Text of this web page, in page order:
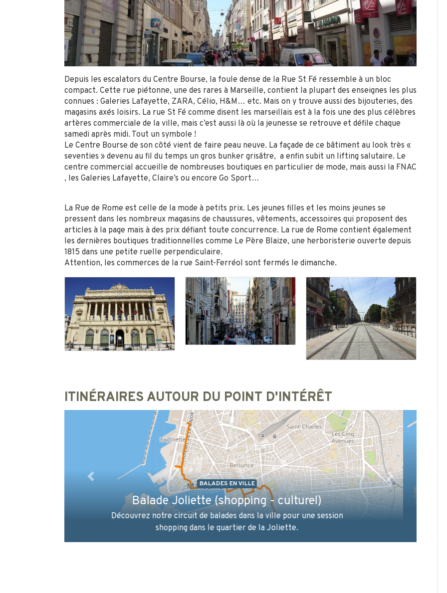
Depuis les escalators du Centre Bourse, la foule dense de la Rue St Fé ressemble à un bloc
compact. Cette rue piétonne, une des rares à Marseille, contient la plupart des enseignes les plus
connues : Galeries Lafayette, ZARA, Célio, H&M… etc. Mais on y trouve aussi des bijouteries, des
magasins axés loisirs. La rue St Fé comme disent les marseillais est à la fois une des plus célèbres
artères commerciale de la ville, mais c’est aussi là où la jeunesse se retrouve et défile chaque
samedi après midi. Tout un symbole !
Le Centre Bourse de son côté vient de faire peau neuve. La façade de ce bâtiment au look très «
seventies » devenu au fil du temps un gros bunker grisâtre, a enfin subit un lifting salutaire. Le
centre commercial accueille de nombreuses boutiques en particulier de mode, mais aussi la FNAC
, les Galeries Lafayette, Claire’s ou encore Go Sport…
La Rue de Rome est celle de la mode à petits prix. Les jeunes filles et les moins jeunes se
pressent dans les nombreux magasins de chaussures, vêtements, accessoires qui proposent des
articles à la page mais à des prix défiant toute concurrence. La rue de Rome contient également
les dernières boutiques traditionnelles comme Le Père Blaize, une herboristerie ouverte depuis
1815 dans une petite ruelle perpendiculaire.
Attention, les commerces de la rue Saint-Ferréol sont fermés le dimanche.
ITINÉRAIRES AUTOUR DU POINT D'INTÉRÊT
BALADES EN VILLE
Balade centre historique Marseille : le vrai
visage
Partez à la découverte du centre historique de la ville, au départ de
la rue Saint Ferréol, en passant par l'Abbaye Saint-Victor, le Fort
Saint-jean ou encore le MUCEM. Pour contempler le vrai visage de
la cité phocéenne !
Précédent Suivant